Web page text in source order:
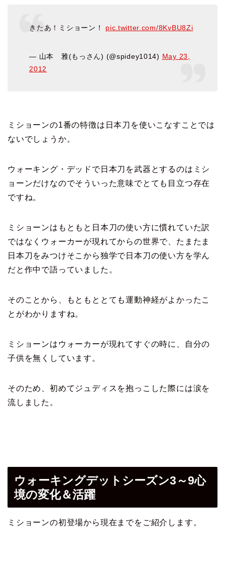
きたあ！ミショーン！ pic.twitter.com/8KvBU8Zi
— 山本 雅(もっさん) (@spidey1014) May 23,
2012
ミショーンの1番の特徴は日本刀を使いこなすことでは
ないでしょうか。
ウォーキング・デッドで日本刀を武器とするのはミシ
ョーンだけなのでそういった意味でとても目立つ存在
ですね。
ミショーンはもともと日本刀の使い方に慣れていた訳
ではなくウォーカーが現れてからの世界で、たまたま
日本刀をみつけそこから独学で日本刀の使い方を学ん
だと作中で語っていました。
そのことから、もともととても運動神経がよかったこ
とがわかりますね。
ミショーンはウォーカーが現れてすぐの時に、自分の
子供を無くしています。
そのため、初めてジュディスを抱っこした際には涙を
流しました。
ウォーキングデットシーズン3～9心
境の変化＆活躍
ミショーンの初登場から現在までをご紹介します。